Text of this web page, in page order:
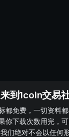
到1coin交易
都免费，一切资料都
你下载次数用完，
们绝对不会以任何